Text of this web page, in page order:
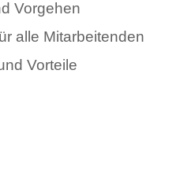
Vorgehen
alle Mitarbeitenden
Vorteile